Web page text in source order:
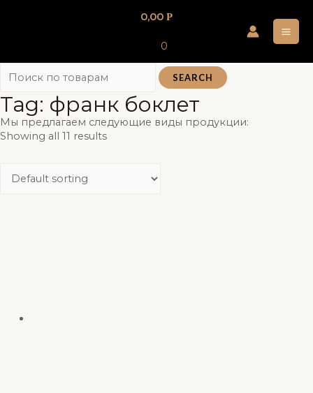
0,00 Р
0
SEARCH
Tag: франк боклет
Мы предлагаем следующие виды продукции:
Showing all 11 results